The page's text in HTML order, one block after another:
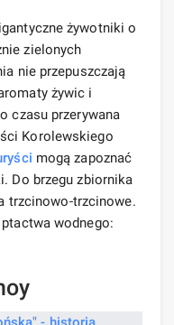
żywotniki o
zielonych
nie przepuszczają
żywic i
czasu przerywana
Korolewskiego
mogą zapoznać
Do brzegu zbiornika
trzcinowo-trzcinowe.
wodnego: